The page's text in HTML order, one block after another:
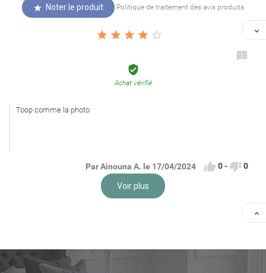
 Noter le produit Politique de traitement des avis produits

    


Achat vérifié
Toop comme la photo
Par Ainouna A. le 17/04/2024  0-  0
Voir plus
